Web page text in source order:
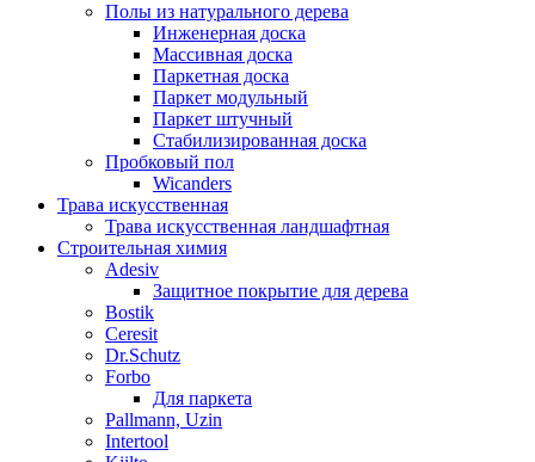
Полы из натурального дерева
Инженерная доска
Массивная доска
Паркетная доска
Паркет модульный
Паркет штучный
Стабилизированная доска
Пробковый пол
Wicanders
Трава искусственная
Трава искусственная ландшафтная
Строительная химия
Adesiv
Защитное покрытие для дерева
Bostik
Ceresit
Dr.Schutz
Forbo
Для паркета
Pallmann, Uzin
Intertool